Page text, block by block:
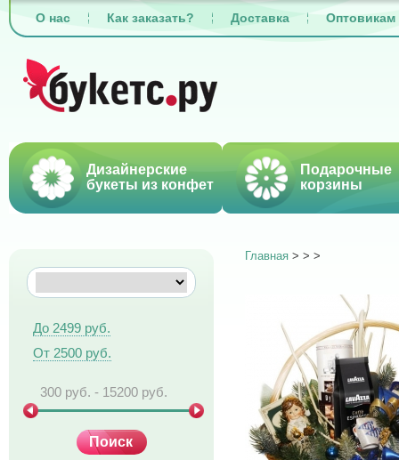
О нас Как заказать? Доставка Оптовикам
Дизайнерские
букеты из конфет
Подарочные
корзины
До 2499 руб.
От 2500 руб.
Главная > > >